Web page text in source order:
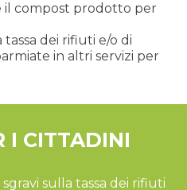
il compost prodotto per
dei rifiuti e/o di
in altri servizi per
I CITTADINI
sulla tassa dei rifiuti